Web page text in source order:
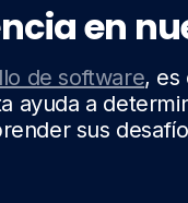
en
de software, es
ayuda a
sus